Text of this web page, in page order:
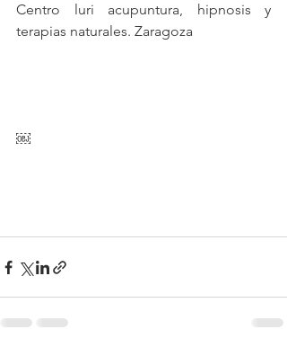
Centro luri acupuntura, hipnosis y
terapias naturales. Zaragoza
￼